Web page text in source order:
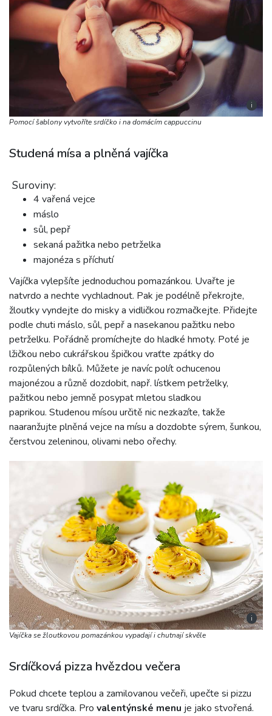
i
Pomocí šablony vytvoříte srdíčko i na domácím cappuccinu
Studená mísa a plněná vajíčka
Suroviny:
4 vařená vejce
máslo
sůl, pepř
sekaná pažitka nebo petrželka
majonéza s příchutí
Vajíčka vylepšíte jednoduchou pomazánkou. Uvařte je
natvrdo a nechte vychladnout. Pak je podélně překrojte,
žloutky vyndejte do misky a vidličkou rozmačkejte. Přidejte
podle chuti máslo, sůl, pepř a nasekanou pažitku nebo
petrželku. Pořádně promíchejte do hladké hmoty. Poté je
lžičkou nebo cukrářskou špičkou vraťte zpátky do
rozpůlených bílků. Můžete je navíc polít ochucenou
majonézou a různě dozdobit, např. lístkem petrželky,
pažitkou nebo jemně posypat mletou sladkou
paprikou. Studenou mísou určitě nic nezkazíte, takže
naaranžujte plněná vejce na mísu a dozdobte sýrem, šunkou,
čerstvou zeleninou, olivami nebo ořechy.
i
Vajíčka se žloutkovou pomazánkou vypadají i chutnají skvěle
Srdíčková pizza hvězdou večera
Pokud chcete teplou a zamilovanou večeři, upečte si pizzu
ve tvaru srdíčka. Pro valentýnské menu je jako stvořená.